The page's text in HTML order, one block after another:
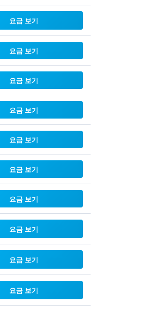
요금 보기
요금 보기
요금 보기
요금 보기
요금 보기
요금 보기
요금 보기
요금 보기
요금 보기
요금 보기